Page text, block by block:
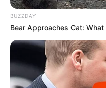
BUZZDAY
Bear Approaches Cat: